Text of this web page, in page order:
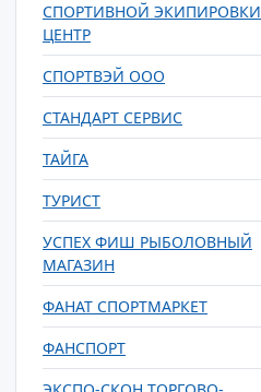
СПОРТИВНОЙ ЭКИПИРОВКИ
ЦЕНТР
СПОРТВЭЙ ООО
СТАНДАРТ СЕРВИС
ТАЙГА
ТУРИСТ
УСПЕХ ФИШ РЫБОЛОВНЫЙ
МАГАЗИН
ФАНАТ СПОРТМАРКЕТ
ФАНСПОРТ